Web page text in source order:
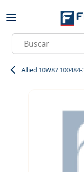
Skip to main
Site Search
Allied 10W87 100484-